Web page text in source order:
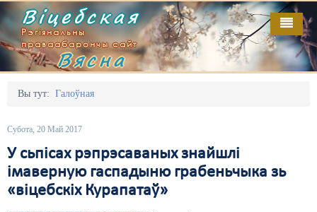
Віцебская
Рэгіянальны
праваабарончы сайт
Вясна
Вы тут: Галоўная
Субота, 20 Май 2017
У сьпісах рэпрэсаваных знайшлі
імаверную гаспадыню грабеньчыка зь
«віцебскіх Курапатаў»
Галоўная
Адміністрацыйны перасьлед
Безбар'ернае асяродзьдзе
Выбары
Выданьні
Кантакт
Пра нас